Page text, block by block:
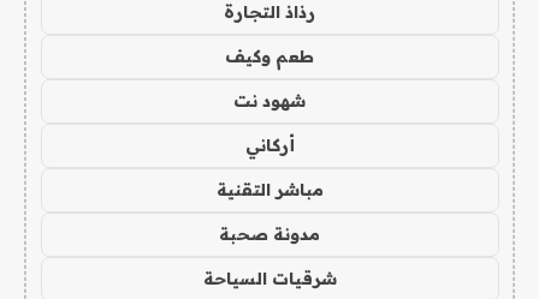
رذاذ التجارة
طعم وكيف
شهود نت
أركاني
مباشر التقنية
مدونة صحبة
شرقيات السياحة